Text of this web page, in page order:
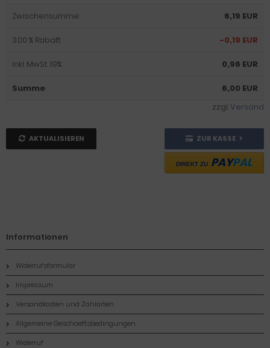
Zwischensumme: 6,19 EUR
3.00 % Rabatt: -0,19 EUR
inkl. MwSt. 19%: 0,96 EUR
Summe:
6,00 EUR
zzgl.Versand
AKTUALISIEREN ZUR KASSE
DIREKT ZU PAYPAL
Informationen
Widerrufsformular
Impressum
Versandkosten und Zahlarten
Allgemeine Geschaeftsbedingungen
Widerruf